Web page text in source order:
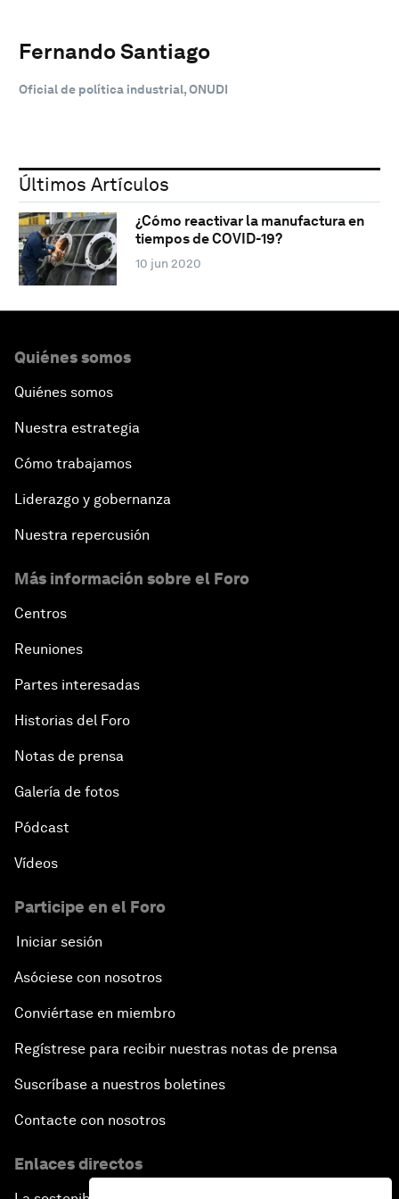
Fernando Santiago
Oficial de política industrial, ONUDI
Últimos Artículos
¿Cómo reactivar la manufactura en
tiempos de COVID-19?
10 jun 2020
Quiénes somos
Quiénes somos
Nuestra estrategia
Cómo trabajamos
Liderazgo y gobernanza
Nuestra repercusión
Más información sobre el Foro
Centros
Reuniones
Partes interesadas
Historias del Foro
Notas de prensa
Galería de fotos
Pódcast
Vídeos
Participe en el Foro
Iniciar sesión
Asóciese con nosotros
Conviértase en miembro
Regístrese para recibir nuestras notas de prensa
Suscríbase a nuestros boletines
Contacte con nosotros
Enlaces directos